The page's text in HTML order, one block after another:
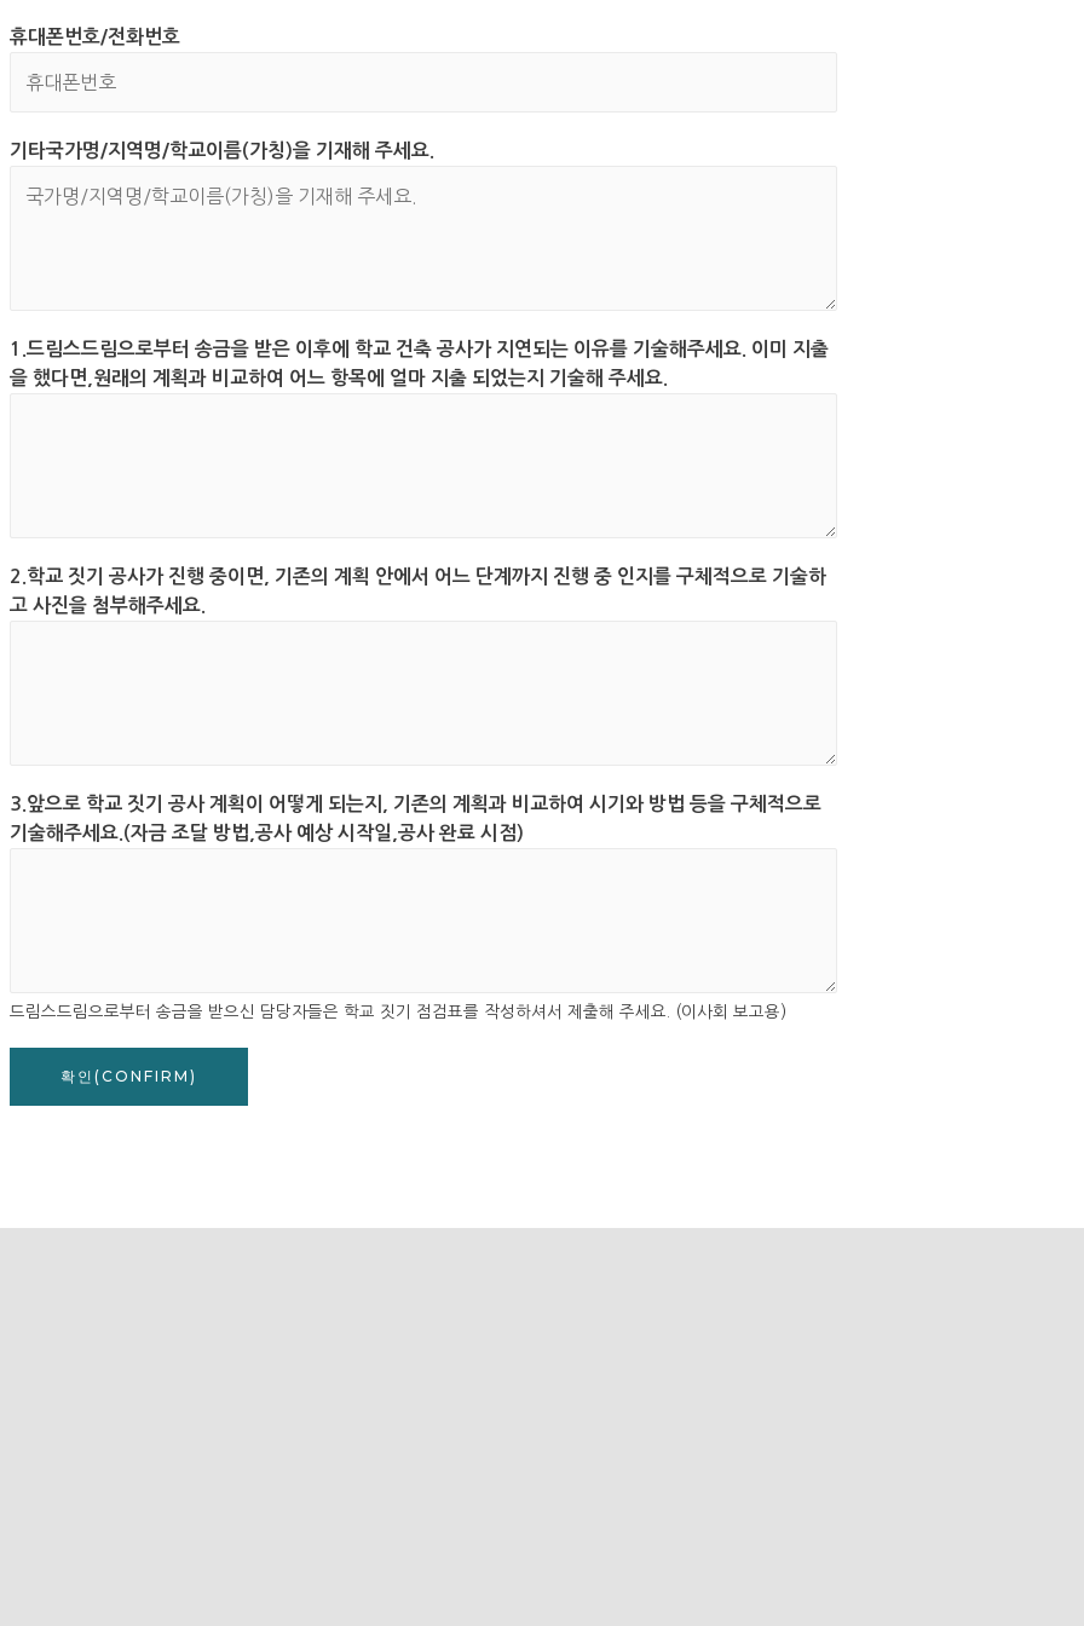
자
(
i
휴대폰번호/전화번호
기타국가명/지역명/학교이름(가칭)을 기재해 주세요.
1.드림스드림으로부터 송금을 받은 이후에 학교 건축 공사가 지연되는 이유를 기술해주세요. 이미 지출
을 했다면,원래의 계획과 비교하여 어느 항목에 얼마 지출 되었는지 기술해 주세요.
2.학교 짓기 공사가 진행 중이면, 기존의 계획 안에서 어느 단계까지 진행 중 인지를 구체적으로 기술하
고 사진을 첨부해주세요.
3.앞으로 학교 짓기 공사 계획이 어떻게 되는지, 기존의 계획과 비교하여 시기와 방법 등을 구체적으로
기술해주세요.(자금 조달 방법,공사 예상 시작일,공사 완료 시점)
드림스드림으로부터 송금을 받으신 담당자들은 학교 짓기 점검표를 작성하셔서 제출해 주세요. (이사회 보고용)
확인(CONFIRM)